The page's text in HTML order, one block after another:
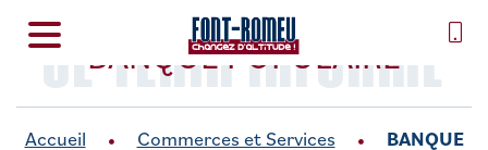
SE TENIR INFORMÉ
BANQUE POPULAIRE
Accueil Commerces et Services
BANQUE